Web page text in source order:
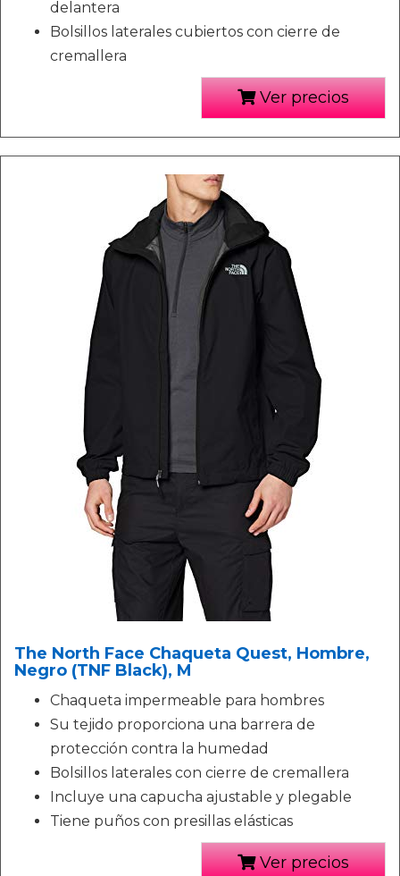
delantera
Bolsillos laterales cubiertos con cierre de
cremallera
Ver precios
The North Face Chaqueta Quest, Hombre,
Negro (TNF Black), M
Chaqueta impermeable para hombres
Su tejido proporciona una barrera de
protección contra la humedad
Bolsillos laterales con cierre de cremallera
Incluye una capucha ajustable y plegable
Tiene puños con presillas elásticas
Ver precios